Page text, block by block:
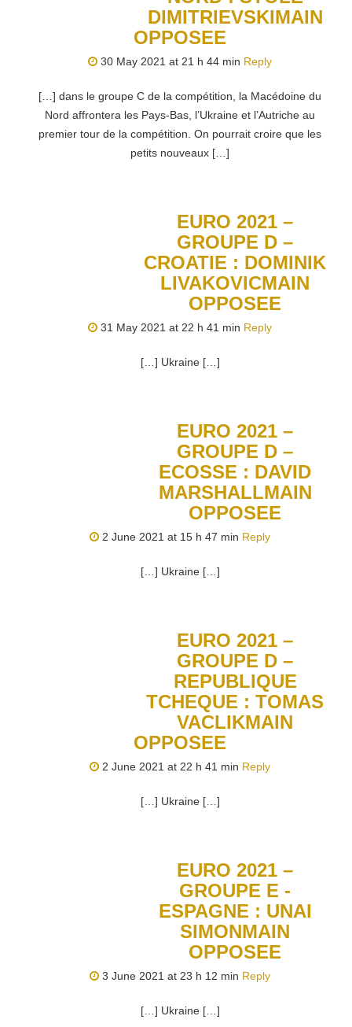
DIMITRIEVSKIMAIN
OPPOSEE
30 May 2021 at 21 h 44 min Reply
[…] dans le groupe C de la compétition, la Macédoine du
Nord affrontera les Pays-Bas, l’Ukraine et l’Autriche au
premier tour de la compétition. On pourrait croire que les
petits nouveaux […]
EURO 2021 –
GROUPE D –
CROATIE : DOMINIK
LIVAKOVICMAIN
OPPOSEE
31 May 2021 at 22 h 41 min Reply
[…] Ukraine […]
EURO 2021 –
GROUPE D –
ECOSSE : DAVID
MARSHALLMAIN
OPPOSEE
2 June 2021 at 15 h 47 min Reply
[…] Ukraine […]
EURO 2021 –
GROUPE D –
REPUBLIQUE
TCHEQUE : TOMAS
VACLIKMAIN
OPPOSEE
2 June 2021 at 22 h 41 min Reply
[…] Ukraine […]
EURO 2021 –
GROUPE E -
ESPAGNE : UNAI
SIMONMAIN
OPPOSEE
3 June 2021 at 23 h 12 min Reply
[…] Ukraine […]